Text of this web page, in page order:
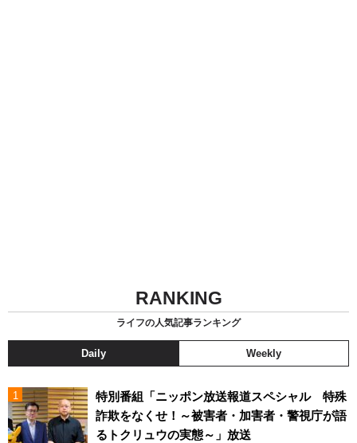
RANKING
ライフの人気記事ランキング
Daily Weekly
特別番組「ニッポン放送報道スペシャル 特殊
詐欺をなくせ！～被害者・加害者・警視庁が語
るトクリュウの実態～」放送